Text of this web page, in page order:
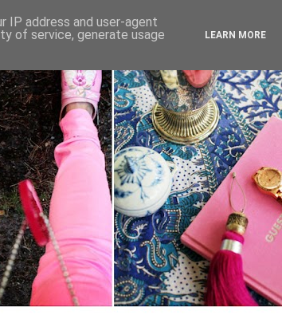
IP address and user-agent
of service, generate usage
LEARN MORE